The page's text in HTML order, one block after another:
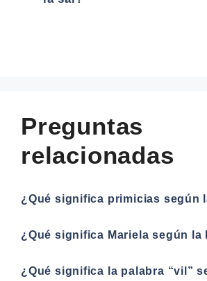
Preguntas
relacionadas
¿Qué significa primicias según
¿Qué significa Mariela según la
¿Qué significa la palabra “vil”